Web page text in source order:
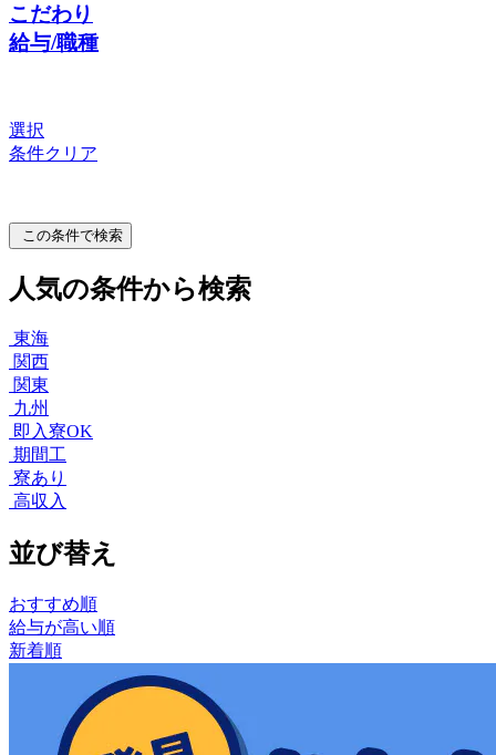
こだわり
給与/職種
選択
条件クリア
この条件で検索
人気の条件から検索
東海
関西
関東
九州
即入寮OK
期間工
寮あり
高収入
並び替え
おすすめ順
給与が高い順
新着順